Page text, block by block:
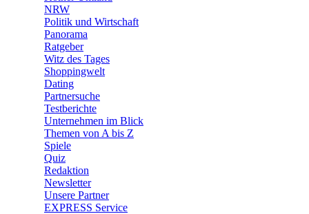
NRW
Politik und Wirtschaft
Panorama
Ratgeber
Witz des Tages
Shoppingwelt
Dating
Partnersuche
Testberichte
Unternehmen im Blick
Themen von A bis Z
Spiele
Quiz
Redaktion
Newsletter
Unsere Partner
EXPRESS Service